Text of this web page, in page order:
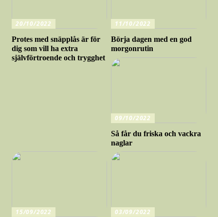
20/10/2022
Protes med snäpplås är för
dig som vill ha extra
självförtroende och trygghet
11/10/2022
Börja dagen med en god
morgonrutin
09/10/2022
Så får du friska och vackra
naglar
15/09/2022
03/09/2022